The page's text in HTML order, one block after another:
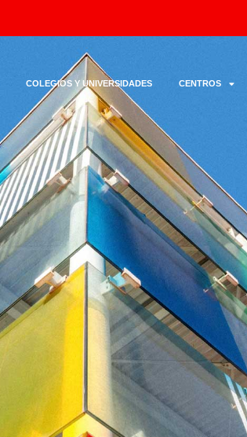
COLEGIOS Y UNIVERSIDADES CENTROS